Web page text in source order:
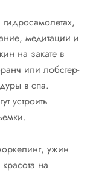
медитации и
на закате в
или лобстер-
в спа.
устроить
ужин
на